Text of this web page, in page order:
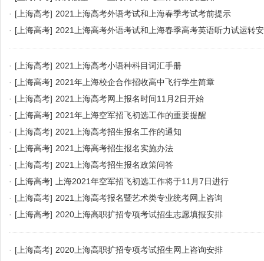
· [上海高考] 2021上海高考外语考试和上海春季考试考前提示
· [上海高考] 2021上海高考外语考试和上海春季高考英语听力试运转
· [上海高考] 2021上海高考小语种科目词汇手册
· [上海高考] 2021年上海校企合作招收高中飞行学生简章
· [上海高考] 2021上海高考网上报名时间11月2日开始
· [上海高考] 2021年上海空军招飞初选工作的重要提醒
· [上海高考] 2021上海高考招生报名工作的通知
· [上海高考] 2021上海高考招生报名实施办法
· [上海高考] 2021上海高考招生报名政策问答
· [上海高考]
上海2021年空军招飞初选工作将于11月7日进行
· [上海高考] 2021上海高考报名暨艺术类专业统考网上咨询
· [上海高考] 2020上海高职扩招专项考试招生志愿填报安排
· [上海高考] 2020上海高职扩招专项考试招生网上咨询安排